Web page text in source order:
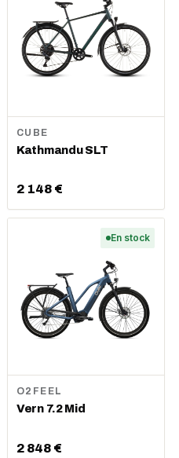
CUBE
Kathmandu SLT
2 148 €
En stock
O2FEEL
Vern 7.2 Mid
2 848 €